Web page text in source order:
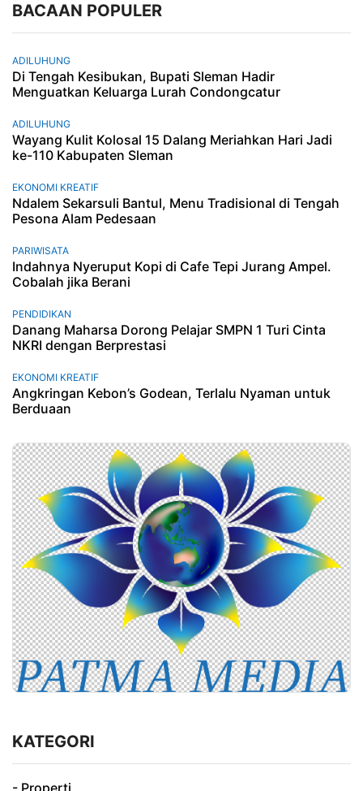
BACAAN POPULER
ADILUHUNG
Di Tengah Kesibukan, Bupati Sleman Hadir
Menguatkan Keluarga Lurah Condongcatur
ADILUHUNG
Wayang Kulit Kolosal 15 Dalang Meriahkan Hari Jadi
ke-110 Kabupaten Sleman
EKONOMI KREATIF
Ndalem Sekarsuli Bantul, Menu Tradisional di Tengah
Pesona Alam Pedesaan
PARIWISATA
Indahnya Nyeruput Kopi di Cafe Tepi Jurang Ampel.
Cobalah jika Berani
PENDIDIKAN
Danang Maharsa Dorong Pelajar SMPN 1 Turi Cinta
NKRI dengan Berprestasi
EKONOMI KREATIF
Angkringan Kebon’s Godean, Terlalu Nyaman untuk
Berduaan
KATEGORI